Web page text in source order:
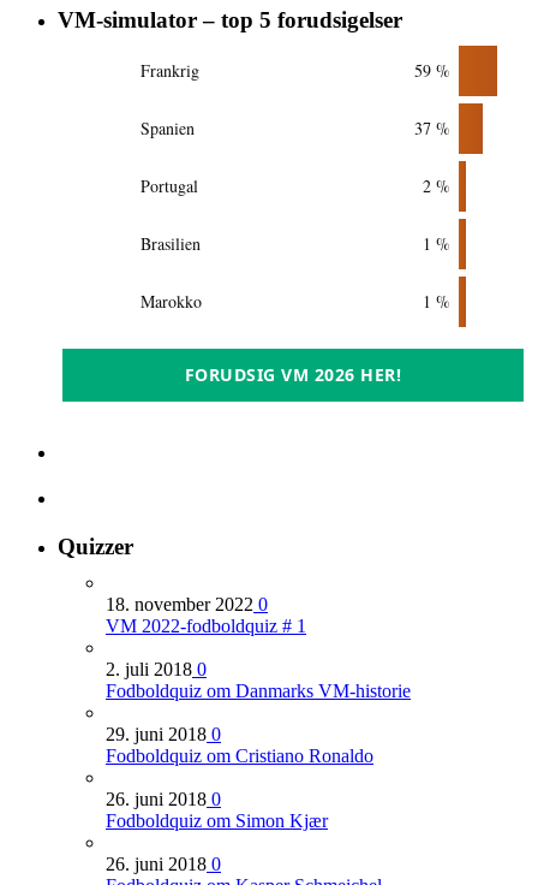
VM-simulator – top 5 forudsigelser
Frankrig 59 %
Spanien 37 %
Portugal 2 %
Brasilien 1 %
Marokko 1 %
FORUDSIG VM 2026 HER!
Quizzer
18. november 2022 0
VM 2022-fodboldquiz # 1
2. juli 2018 0
Fodboldquiz om Danmarks VM-historie
29. juni 2018 0
Fodboldquiz om Cristiano Ronaldo
26. juni 2018 0
Fodboldquiz om Simon Kjær
26. juni 2018 0